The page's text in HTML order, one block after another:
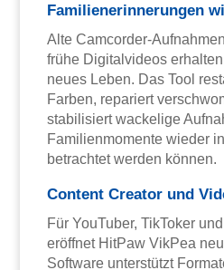
Familienerinnerungen
Alte Camcorder-
frühe Digitalvideos
neues Leben. Das Tool
Farben, repariert
stabilisiert wackelige
Familienmomente wieder
betrachtet werden können.
Content Creator und
Für YouTuber, TikToker
eröffnet HitPaw VikPea
Software unterstützt